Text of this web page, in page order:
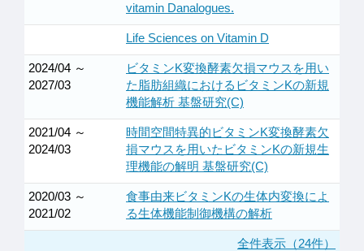
vitamin Danalogues.
Life Sciences on Vitamin D
2024/04 ～
2027/03
ビタミンK変換酵素欠損マウスを用い
た脂肪組織におけるビタミンKの新規
機能解析 基盤研究(C)
2021/04 ～
2024/03
時間空間特異的ビタミンK変換酵素欠
損マウスを用いたビタミンKの新規生
理機能の解明 基盤研究(C)
2020/03 ～
2021/02
食事由来ビタミンKの生体内変換によ
る生体機能制御機構の解析
全件表示（24件）